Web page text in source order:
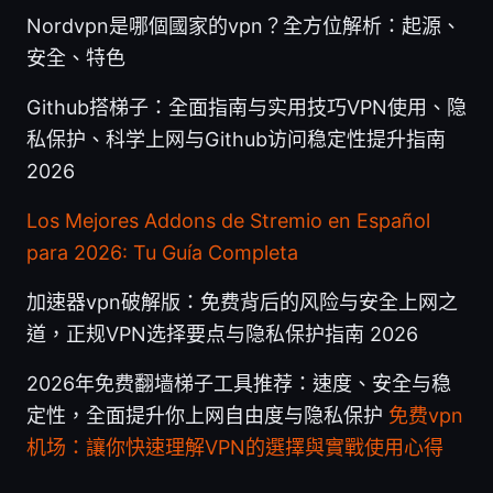
Nordvpn是哪個國家的vpn？全方位解析：起源、
安全、特色
Github搭梯子：全面指南与实用技巧VPN使用、隐
私保护、科学上网与Github访问稳定性提升指南
2026
Los Mejores Addons de Stremio en Español
para 2026: Tu Guía Completa
加速器vpn破解版：免费背后的风险与安全上网之
道，正规VPN选择要点与隐私保护指南 2026
2026年免费翻墙梯子工具推荐：速度、安全与稳
定性，全面提升你上网自由度与隐私保护 免费vpn
机场：讓你快速理解VPN的選擇與實戰使用心得